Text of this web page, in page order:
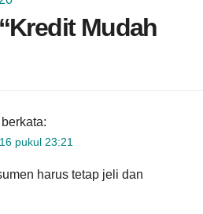
Kredit Mudah
berkata:
pukul 23:21
harus tetap jeli dan